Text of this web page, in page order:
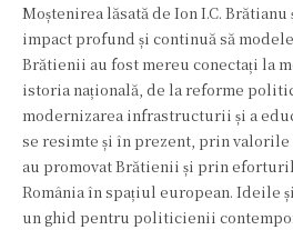
Moștenirea lăsată de Ion I.C.
impact profund și continuă să
Brătienii au fost mereu conectați la
istoria națională, de la reforme
modernizarea infrastructurii și a
se resimte și în prezent, prin
au promovat Brătienii și prin
România în spațiul european. Ideile
un ghid pentru politicienii